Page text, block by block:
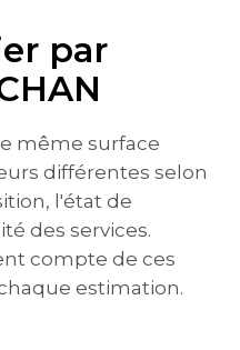
par
même surface
différentes selon
l'état de
des services.
compte de ces
estimation.